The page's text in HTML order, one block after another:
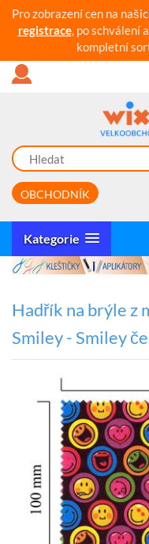
Pro zobrazení cen na
registrace, po schválení
kompletní
OBCHODNÍK
Kategorie
Hadřík na brýle z
Smiley - Smiley